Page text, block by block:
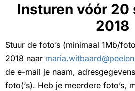
Insturen vóór 20
2018
Stuur de foto’s (minimaal 1Mb/
2018 naar
de e-mail je naam,
foto(‘s). Heb je meerdere foto’s,